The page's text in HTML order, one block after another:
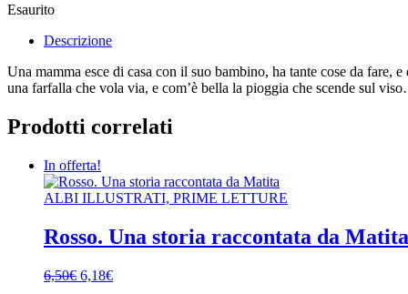
12,50€.
Esaurito
Descrizione
Una mamma esce di casa con il suo bambino, ha tante cose da fare,
una farfalla che vola via, e com’è bella la pioggia che scende sul
Prodotti correlati
In offerta!
ALBI ILLUSTRATI, PRIME LETTURE
Rosso. Una storia raccontata da Matita
6,50€ Il
6,18€Il